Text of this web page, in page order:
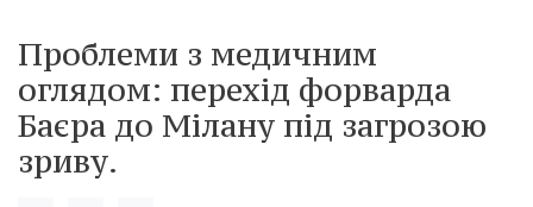
Проблеми з медичним
оглядом: перехід форварда
Баєра до Мілану під загрозою
зриву.